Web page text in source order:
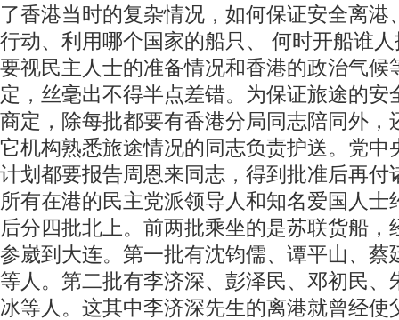
了香港当时的复杂情况，如何保证安全离港
行动、利用哪个国家的船只、 何时开船谁
要视民主人士的准备情况和香港的政治气候
定，丝毫出不得半点差错。为保证旅途的安
商定，除每批都要有香港分局同志陪同外，
它机构熟悉旅途情况的同志负责护送。党中
计划都要报告周恩来同志，得到批准后再付
所有在港的民主党派领导人和知名爱国人士
后分四批北上。前两批乘坐的是苏联货船，
参崴到大连。第一批有沈钧儒、谭平山、蔡
等人。第二批有李济深、彭泽民、邓初民、
冰等人。这其中李济深先生的离港就曾经使